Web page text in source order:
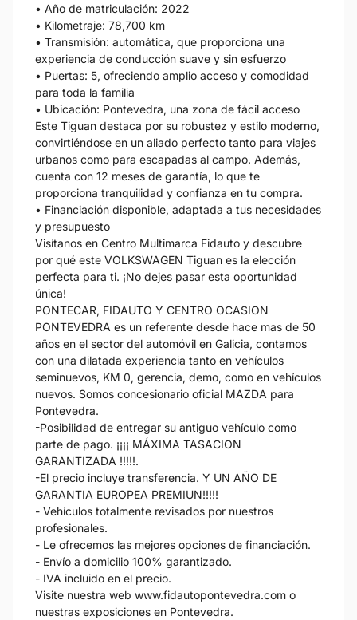
• Año de matriculación: 2022
• Kilometraje: 78,700 km
• Transmisión: automática, que proporciona una
experiencia de conducción suave y sin esfuerzo
• Puertas: 5, ofreciendo amplio acceso y comodidad
para toda la familia
• Ubicación: Pontevedra, una zona de fácil acceso
Este Tiguan destaca por su robustez y estilo moderno,
convirtiéndose en un aliado perfecto tanto para viajes
urbanos como para escapadas al campo. Además,
cuenta con 12 meses de garantía, lo que te
proporciona tranquilidad y confianza en tu compra.
• Financiación disponible, adaptada a tus necesidades
y presupuesto
Visítanos en Centro Multimarca Fidauto y descubre
por qué este VOLKSWAGEN Tiguan es la elección
perfecta para ti. ¡No dejes pasar esta oportunidad
única!
PONTECAR, FIDAUTO Y CENTRO OCASION
PONTEVEDRA es un referente desde hace mas de 50
años en el sector del automóvil en Galicia, contamos
con una dilatada experiencia tanto en vehículos
seminuevos, KM 0, gerencia, demo, como en vehículos
nuevos. Somos concesionario oficial MAZDA para
Pontevedra.
-Posibilidad de entregar su antiguo vehículo como
parte de pago. ¡¡¡¡ MÁXIMA TASACION
GARANTIZADA !!!!!.
-El precio incluye transferencia. Y UN AÑO DE
GARANTIA EUROPEA PREMIUN!!!!!
- Vehículos totalmente revisados por nuestros
profesionales.
- Le ofrecemos las mejores opciones de financiación.
- Envío a domicilio 100% garantizado.
- IVA incluido en el precio.
Visite nuestra web www.fidautopontevedra.com o
nuestras exposiciones en Pontevedra.